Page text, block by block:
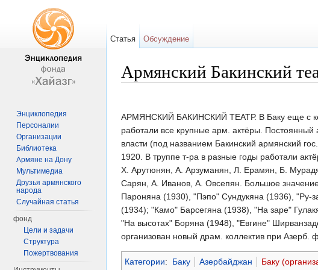
Армянский Бакинский
АРМЯНСКИЙ БАКИНСКИЙ ТЕАТР. В Баку еще с
работали все крупные арм. актёры. Постоянный
власти (под названием Бакинский армянский
1920. В труппе т-ра в разные годы работали
X. Арутюнян, А. Арзуманян, Л. Ерамян, Б.
Сарян, А. Иванов, А. Овсепян. Большое
Пароняна (1930), "Пэпо" Сундукяна (1936),
(1934); "Камо" Барсегяна (1938), "На заре"
"На высотах" Боряна (1948), "Евгине"
организован новый драм. коллектив при Азерб.
Категории: Баку Азербайджан Баку
Статья Обсуждение
Энциклопедия
Персоналии
Организации
Библиотека
Армяне на Дону
Мультимедиа
Друзья армянского
народа
Случайная статья
фонд
Цели и задачи
Структура
Пожертвования